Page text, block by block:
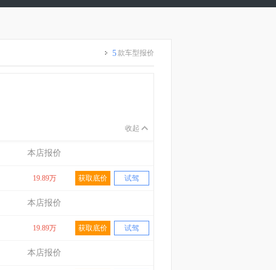
5款车型报价
收起
本店报价
19.89万 获取底价 试驾
本店报价
19.89万 获取底价 试驾
本店报价